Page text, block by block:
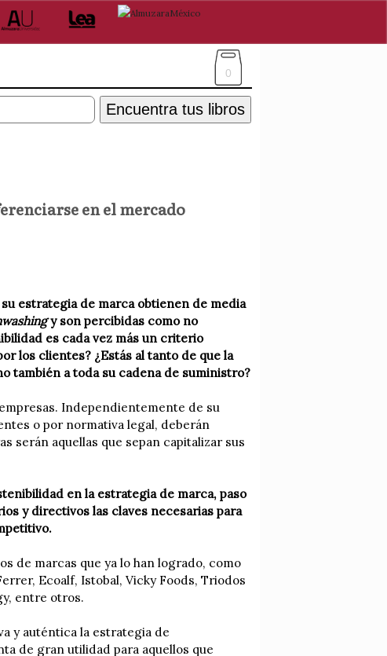
0
Encuentra tus libros
en el mercado
estrategia de marca obtienen de media
y son percibidas como no
es cada vez más un criterio
los clientes? ¿Estás al tanto de que la
también a toda su cadena de suministro?
Independientemente de su
o por normativa legal, deberán
serán aquellas que sepan capitalizar sus
en la estrategia de marca, paso
y directivos las claves necesarias para
de marcas que ya lo han logrado, como
Ecoalf, Istobal, Vicky Foods, Triodos
entre otros.
y auténtica la estrategia de
de gran utilidad para aquellos que